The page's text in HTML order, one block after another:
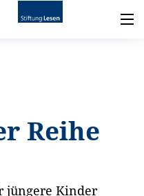
Reihe
jüngere Kinder